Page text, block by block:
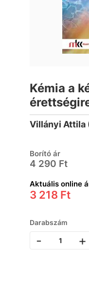
Kémia a
Villányi Attila
Borító ár
4 290 Ft
Aktuális online
3 218 Ft
Darabszám
- +